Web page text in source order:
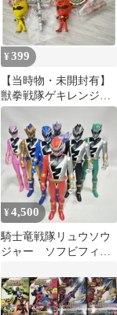
¥399
【当時物・未開封有】
獣拳戦隊ゲキレンジャ
ー ツインキーホルダー
2種セット
¥4,500
騎士竜戦隊リュウソウ
ジャー ソフビフィギ